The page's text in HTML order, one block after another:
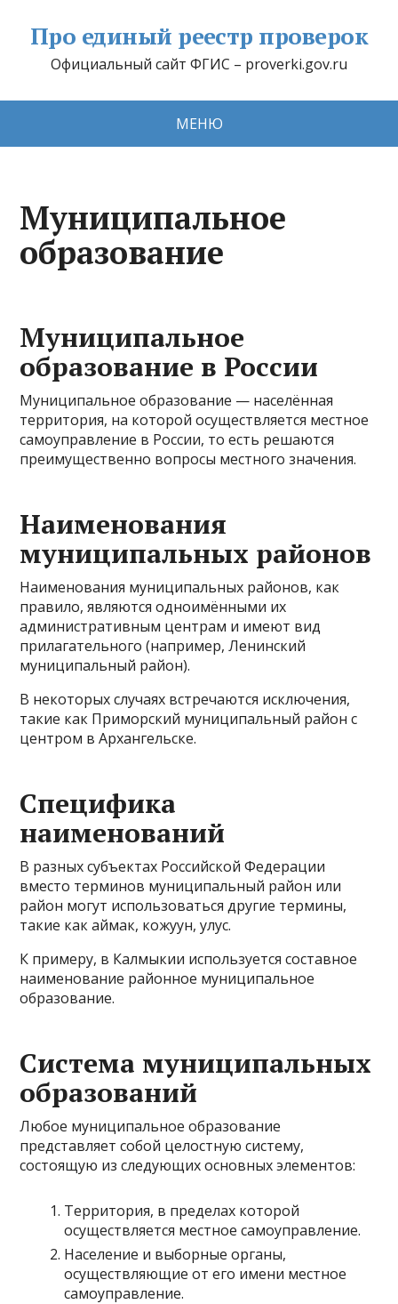
Про единый реестр проверок
Официальный сайт ФГИС – proverki.gov.ru
МЕНЮ
Муниципальное
образование
Муниципальное
образование в России
Муниципальное образование — населённая
территория, на которой осуществляется местное
самоуправление в России, то есть решаются
преимущественно вопросы местного значения.
Наименования
муниципальных районов
Наименования муниципальных районов, как
правило, являются одноимёнными их
административным центрам и имеют вид
прилагательного (например, Ленинский
муниципальный район).
В некоторых случаях встречаются исключения,
такие как Приморский муниципальный район с
центром в Архангельске.
Специфика
наименований
В разных субъектах Российской Федерации
вместо терминов муниципальный район или
район могут использоваться другие термины,
такие как аймак, кожуун, улус.
К примеру, в Калмыкии используется составное
наименование районное муниципальное
образование.
Система муниципальных
образований
Любое муниципальное образование
представляет собой целостную систему,
состоящую из следующих основных элементов:
Территория, в пределах которой
осуществляется местное самоуправление.
Население и выборные органы,
осуществляющие от его имени местное
самоуправление.